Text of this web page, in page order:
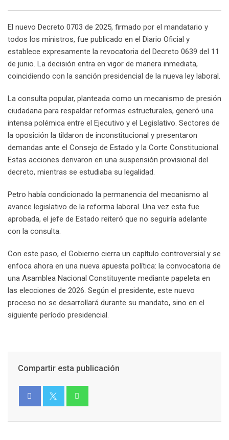
El nuevo Decreto 0703 de 2025, firmado por el mandatario y
todos los ministros, fue publicado en el Diario Oficial y
establece expresamente la revocatoria del Decreto 0639 del 11
de junio. La decisión entra en vigor de manera inmediata,
coincidiendo con la sanción presidencial de la nueva ley laboral.
La consulta popular, planteada como un mecanismo de presión
ciudadana para respaldar reformas estructurales, generó una
intensa polémica entre el Ejecutivo y el Legislativo. Sectores de
la oposición la tildaron de inconstitucional y presentaron
demandas ante el Consejo de Estado y la Corte Constitucional.
Estas acciones derivaron en una suspensión provisional del
decreto, mientras se estudiaba su legalidad.
Petro había condicionado la permanencia del mecanismo al
avance legislativo de la reforma laboral. Una vez esta fue
aprobada, el jefe de Estado reiteró que no seguiría adelante
con la consulta.
Con este paso, el Gobierno cierra un capítulo controversial y se
enfoca ahora en una nueva apuesta política: la convocatoria de
una Asamblea Nacional Constituyente mediante papeleta en
las elecciones de 2026. Según el presidente, este nuevo
proceso no se desarrollará durante su mandato, sino en el
siguiente período presidencial.
Compartir esta publicación